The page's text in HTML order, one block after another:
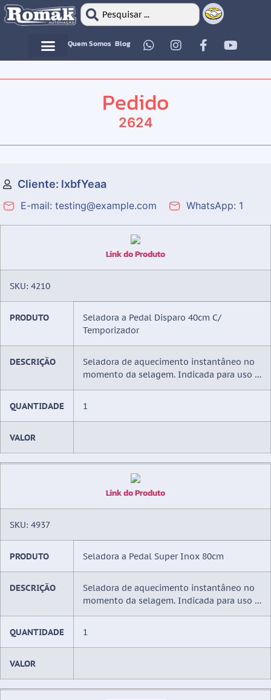
Quem Somos Blog
Pedido
2624
Cliente: lxbfYeaa
E-mail: testing@example.com WhatsApp: 1
Link do Produto
SKU: 4210
PRODUTO
Seladora a Pedal Disparo 40cm C/
Temporizador
DESCRIÇÃO
Seladora de aquecimento instantâneo no
momento da selagem. Indicada para uso …
QUANTIDADE 1
VALOR
Link do Produto
SKU: 4937
PRODUTO Seladora a Pedal Super Inox 80cm
DESCRIÇÃO
Seladora de aquecimento instantâneo no
momento da selagem. Indicada para uso …
QUANTIDADE 1
VALOR